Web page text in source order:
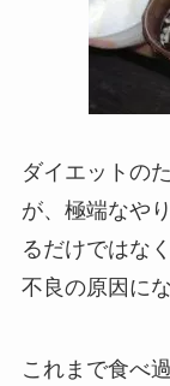
ダイエットの
が、極端なや
るだけではな
不良の原因に
これまで食べ